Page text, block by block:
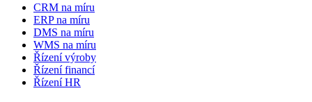
CRM na míru
ERP na míru
DMS na míru
WMS na míru
Řízení výroby
Řízení financí
Řízení HR